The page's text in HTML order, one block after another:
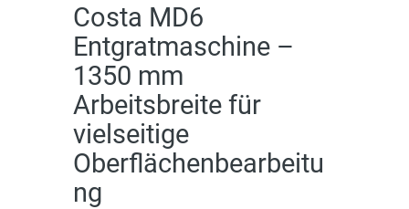
Costa MD6
Entgratmaschine –
1350 mm
Arbeitsbreite für
vielseitige
Oberflächenbearbeitu
ng